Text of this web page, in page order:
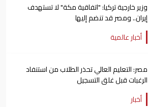
وزير خارجية تركيا: "اتفاقية مكة" لا تستهدف
إيران.. ومصر قد تنضم إليها
أخبار عالمية
مصر: التعليم العالي تحذر الطلاب من استنفاد
الرغبات قبل غلق التسجيل
أخبار